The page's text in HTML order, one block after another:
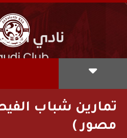
تمارين شباب
مصور )